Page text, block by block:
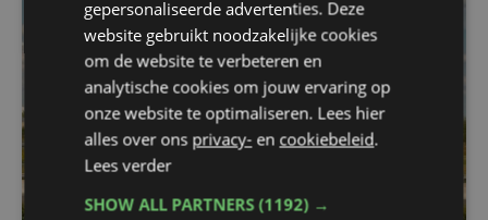
gepersonaliseerde advertenties. Deze
website gebruikt noodzakelijke cookies
om de website te verbeteren en
analytische cookies om jouw ervaring op
onze website te optimaliseren. Lees hier
alles over ons privacy- en cookiebeleid.
Lees verder
SHOW ALL PARTNERS(1192) →